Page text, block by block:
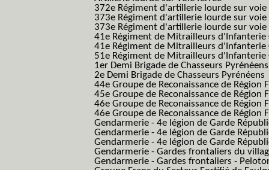
372e Régiment d'artillerie lourde sur voie
373e Régiment d'artillerie lourde sur voie
373e Régiment d'artillerie lourde sur
41e Régiment de Mitrailleurs d'Infanterie
41e Régiment de Mitrailleurs d'Infanterie
51e Régiment de Mitrailleurs d'Infanterie
1er Demi Brigade de Chasseurs Pyrénéens
2e Demi Brigade de Chasseurs Pyrénéens
44e Groupe de Reconaissance de Région
45e Groupe de Reconaissance de Région
46e Groupe de Reconaissance de Région
46e Groupe de Reconaissance de
Gendarmerie - 4e légion de Garde
Gendarmerie - 4e légion de Garde
Gendarmerie - 4e légion de Garde
Gendarmerie - Gardes frontaliers du
Gendarmerie - Gardes frontaliers -